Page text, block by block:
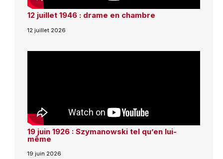
12 juillet 1946 : drame en chambre
12 juillet 2026
19 juin 1926 : Szymanowski tel qu’en lui-
même
19 juin 2026